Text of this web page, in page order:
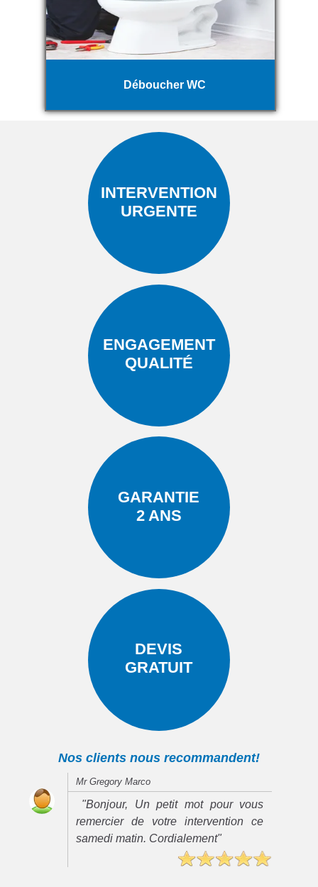
Déboucher WC
INTERVENTION
URGENTE
ENGAGEMENT
QUALITÉ
GARANTIE
2 ANS
DEVIS
GRATUIT
Nos clients nous recommandent!
Mr Gregory Marco
"Bonjour, Un petit mot pour vous
remercier de votre intervention ce
samedi matin. Cordialement"